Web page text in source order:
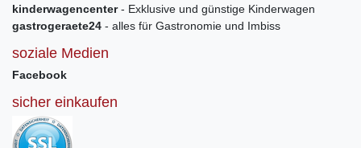
kinderwagencenter- Exklusive und günstige Kinderwagen
gastrogeraete24 - alles für Gastronomie und Imbiss
soziale Medien
Facebook
sicher einkaufen